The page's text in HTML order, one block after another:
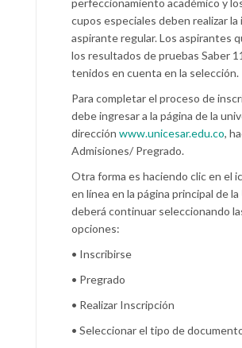
perfeccionamiento académico y
cupos especiales deben realizar
aspirante regular. Los aspirantes
los resultados de pruebas Saber
tenidos en cuenta en la selección.
Para completar el proceso de
debe ingresar a la página de la
dirección www.unicesar.edu.co,
Admisiones/ Pregrado.
Otra forma es haciendo clic en el
en línea en la página principal de la
deberá continuar seleccionando
opciones:
• Inscribirse
• Pregrado
• Realizar Inscripción
• Seleccionar el tipo de